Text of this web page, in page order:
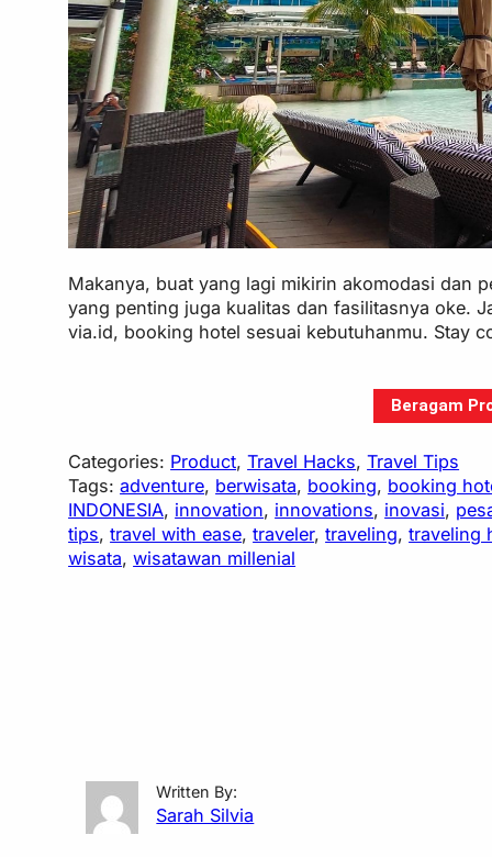
Makanya, buat yang lagi mikirin akomodasi dan
yang penting juga kualitas dan fasilitasnya oke.
via.id, booking hotel sesuai kebutuhanmu. Stay
Beragam
Categories: Product, Travel Hacks, Travel Tips
Tags:adventure, berwisata, booking, booking
INDONESIA, innovation, innovations, inovasi,
tips, travel with ease, traveler, traveling, traveling
wisata, wisatawan millenial
Written By:
Sarah Silvia